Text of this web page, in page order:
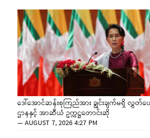
ဒေါ်အောင်ဆန်းစုကြည်အား ချွင်းချက်မရှိ လွှတ်ပေး
ဌာနနှင့် အာဆီယံ ဥက္ကဋ္ဌတောင်းဆို
—AUGUST 7, 2026 4:27 PM